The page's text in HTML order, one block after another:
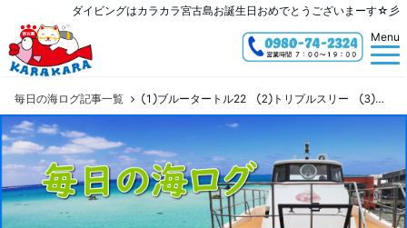
ダイビングはカラカラ宮古島お誕生日おめでとうございまーす☆彡
Menu
毎日の海ログ記事一覧 ①ブルータートル22 ②トリプルスリー ③Wアーチ